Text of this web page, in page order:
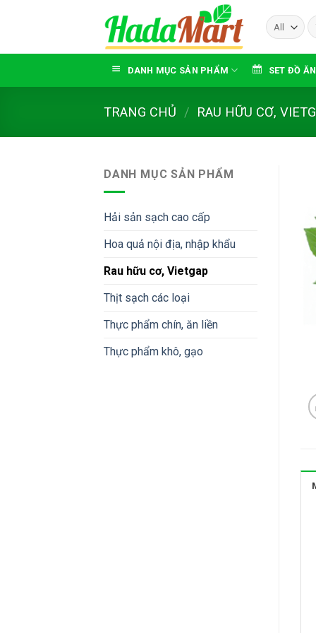
DANH MỤC SẢN PHẨM SET ĐỒ
TRANG CHỦ / RAU HỮU CƠ,
DANH MỤC SẢN PHẨM
Hải sản sạch cao cấp
Hoa quả nội địa, nhập khẩu
Rau hữu cơ, Vietgap
Thịt sạch các loại
Thực phẩm chín, ăn liền
Thực phẩm khô, gạo